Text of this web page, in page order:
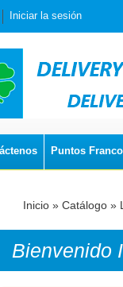
Iniciar la sesión
Puntos Franco
Inicio » Catálogo »
Bienvenido